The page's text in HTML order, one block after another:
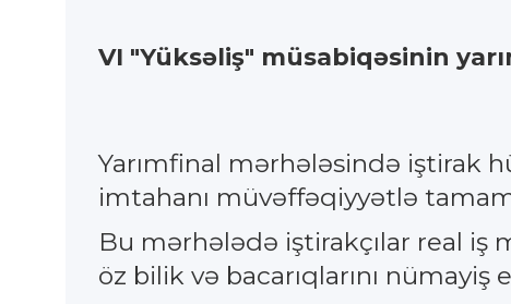
VI "Yüksəliş" müsabiqəsinin
Yarımfinal mərhələsində iştirak
imtahanı müvəffəqiyyətlə
Bu mərhələdə iştirakçılar real iş
öz bilik və bacarıqlarını nümayiş